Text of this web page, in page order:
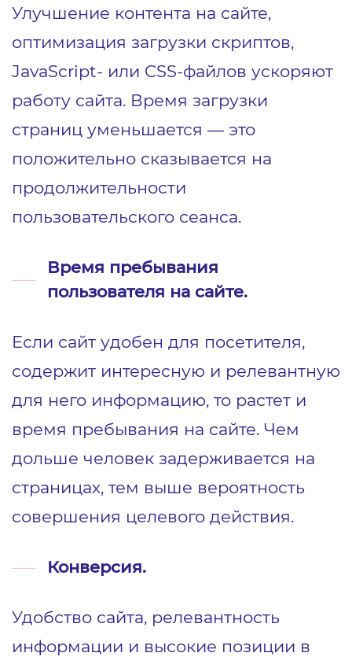
Улучшение контента на сайте,
оптимизация загрузки скриптов,
JavaScript- или CSS-файлов ускоряют
работу сайта. Время загрузки
страниц уменьшается — это
положительно сказывается на
продолжительности
пользовательского сеанса.
Время пребывания
пользователя на сайте.
Если сайт удобен для посетителя,
содержит интересную и релевантную
для него информацию, то растет и
время пребывания на сайте. Чем
дольше человек задерживается на
страницах, тем выше вероятность
совершения целевого действия.
Конверсия.
Удобство сайта, релевантность
информации и высокие позиции в